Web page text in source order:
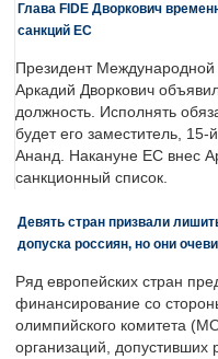
Глава FIDE Дворкович
санкций ЕС
Президент
Аркадий Дворкович
должность. Исполнять
будет его заместитель,
Ананд. Накануне ЕС внес
санкционный список.
Девять стран призвали
допуска россиян, но они
Ряд европейских стран
финансирование со
олимпийского комитета
организаций, допустивших